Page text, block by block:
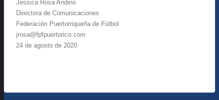
Jessica Rosa Andino
Directora de Comunicaciones
Federación Puertorriqueña de Fútbol
jrosa@fpfpuertorico.com
24 de agosto de 2020